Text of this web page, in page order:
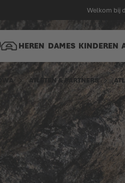
Welkom bij
HEREN DAMES KINDEREN
ATLETEN & PARTNERS